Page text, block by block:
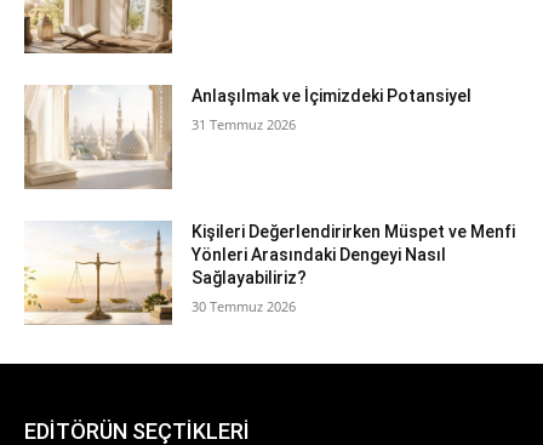
Anlaşılmak ve İçimizdeki Potansiyel
31 Temmuz 2026
Kişileri Değerlendirirken Müspet ve Menfi
Yönleri Arasındaki Dengeyi Nasıl
Sağlayabiliriz?
30 Temmuz 2026
EDİTÖRÜN SEÇTİKLERİ